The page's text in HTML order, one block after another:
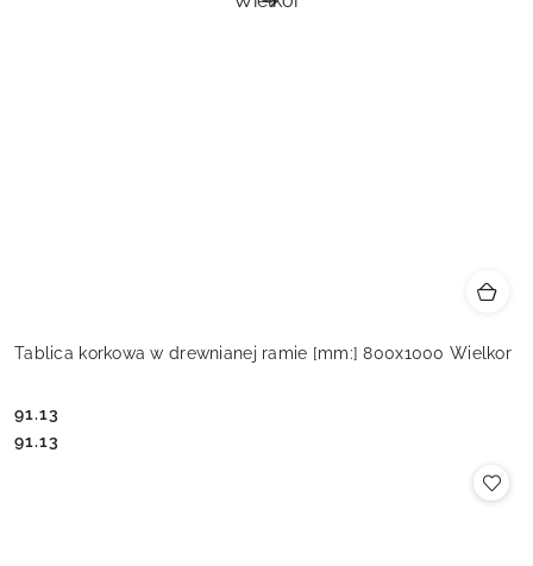
Tablica korkowa w drewnianej ramie [mm:] 800x1000 Wielkor
Cena:
91.13
Cena:
91.13